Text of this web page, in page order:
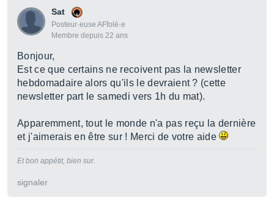
Sat
Posteur·euse AFfolé·e
Membre depuis 22 ans
Bonjour,
Est ce que certains ne recoivent pas la newsletter
hebdomadaire alors qu'ils le devraient ? (cette
newsletter part le samedi vers 1h du mat).
Apparemment, tout le monde n'a pas reçu la dernière
et j'aimerais en être sur ! Merci de votre aide
Et bon appétit, bien sur.
signaler